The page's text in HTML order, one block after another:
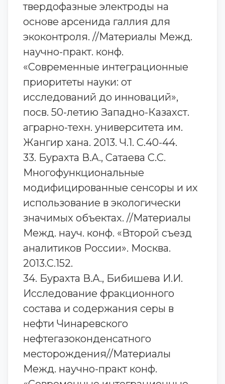
твердофазные электроды на
основе арсенида галлия для
экоконтроля. //Материалы Межд.
научно-практ. конф.
«Современные интеграционные
приоритеты науки: от
исследований до инноваций»,
посв. 50-летию Западно-Казахст.
аграрно-техн. университета им.
Жангир хана. 2013. Ч.1. С.40-44.
33. Бурахта В.А., Сатаева С.С.
Многофункциональные
модифицированные сенсоры и их
использование в экологически
значимых объектах. //Материалы
Межд. науч. конф. «Второй съезд
аналитиков России». Москва.
2013.С.152.
34. Бурахта В.А., Бибишева И.И.
Исследование фракционного
состава и содержания серы в
нефти Чинаревского
нефтегазоконденсатного
месторождения//Материалы
Межд. научно-практ конф.